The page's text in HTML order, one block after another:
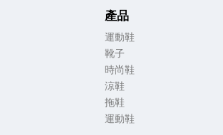
產品
運動鞋
靴子
時尚鞋
涼鞋
拖鞋
運動鞋